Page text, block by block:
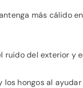
más cálido
ruido del exterior y
los hongos al